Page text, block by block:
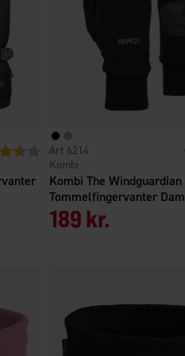
3.7 ud af 5 stjerner
Kombi The Windguardian
Tommelfingervanter
Kombi
6214
189 kr.